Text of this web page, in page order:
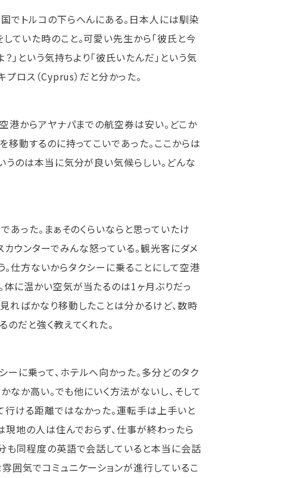
でトルコの下らへんにある。日本人には馴染
ていた時のこと。可愛い先生から「彼氏と今
」という気持ちより「彼氏いたんだ」という気
ロス（Cyprus）だと分かった。
港からアヤナパまでの航空券は安い。どこか
動するのに持ってこいであった。ここからは
うのは本当に気分が良い気候らしい。どんな
った。まぁそのくらいならと思っていたけ
ウンターでみんな怒っている。観光客にダメ
。仕方ないからタクシーに乗ることにして空港
に温かい空気が当たるのは1ヶ月ぶりだっ
ればかなり移動したことは分かるけど、数時
だと強く教えてくれた。
に乗って、ホテルへ向かった。多分どのタク
か高い。でも他にいく方法がないし、そして
行ける距離ではなかった。運転手は上手いと
現地の人は住んでおらず、仕事が終わったら
も同程度の英語で会話していると本当に会話
囲気でコミュニケーションが進行しているこ